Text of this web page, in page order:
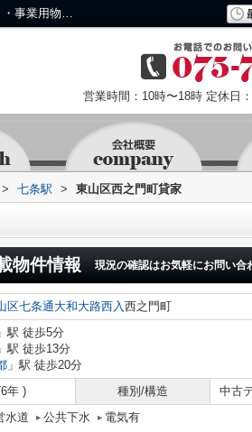
東山区西之門町貸家の過去掲載物件｜中京区・下京区の土地・分譲マンション・テナント・事業用物件なら株式会社 京 藤十郎不動産
営業時間：10時〜18時 定休日
> 七条駅 > 東山区西之門町貸家
物件情報 現況の確認はお気軽にお問い合
区七条通大和大路西入西之門町
」駅 徒歩5分
」駅 徒歩13分
」駅 徒歩20分
年 ) 種別/構造
中古
水道 公共下水 電気有